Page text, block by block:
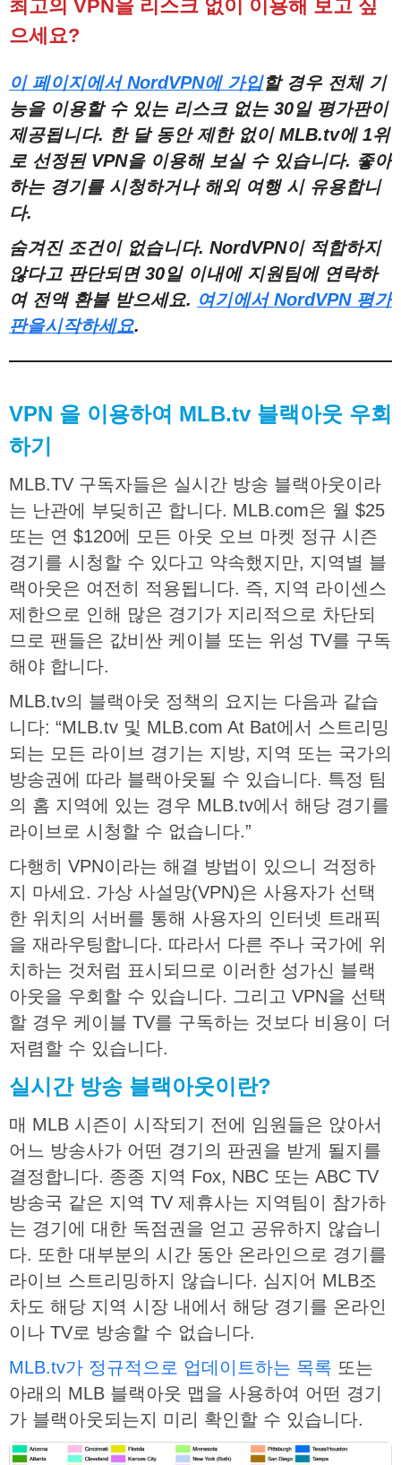
최고의 VPN을 리스크 없이 이용해 보고 싶
으세요?
이 페이지에서NordVPN에 가입할 경우 전체 기
능을 이용할 수 있는 리스크 없는30일 평가판이
제공됩니다. 한 달 동안 제한 없이 MLB.tv에1위
로 선정된VPN을 이용해 보실 수 있습니다. 좋아
하는 경기를 시청하거나 해외 여행 시 유용합니
다.
숨겨진 조건이 없습니다. NordVPN이 적합하지
않다고 판단되면30일 이내에 지원팀에 연락하
여 전액 환불 받으세요. 여기에서NordVPN 평가
판을시작하세요.
VPN 을 이용하여 MLB.tv 블랙아웃 우회
하기
MLB.TV 구독자들은 실시간 방송 블랙아웃이라
는 난관에 부딪히곤 합니다. MLB.com은 월 $25
또는 연 $120에 모든 아웃 오브 마켓 정규 시즌
경기를 시청할 수 있다고 약속했지만, 지역별 블
랙아웃은 여전히 적용됩니다. 즉, 지역 라이센스
제한으로 인해 많은 경기가 지리적으로 차단되
므로 팬들은 값비싼 케이블 또는 위성 TV를 구독
해야 합니다.
MLB.tv의 블랙아웃 정책의 요지는 다음과 같습
니다: “MLB.tv 및 MLB.com At Bat에서 스트리밍
되는 모든 라이브 경기는 지방, 지역 또는 국가의
방송권에
따라 블랙아웃될 수 있습니다. 특정 팀
의 홈 지역에 있는 경우 MLB.tv에서 해당 경기를
라이브로 시청할 수 없습니다.”
다행히 VPN이라는 해결 방법이 있으니 걱정하
지
마세요. 가상 사설망(VPN)은 사용자가 선택
한 위치의 서버를 통해 사용자의 인터넷 트래픽
을 재라우팅합니다. 따라서 다른 주나 국가에
위
치하는 것처럼 표시되므로 이러한 성가신 블랙
아웃을 우회할 수 있습니다. 그리고 VPN을 선택
할 경우 케이블 TV를 구독하는 것보다 비용이
더
저렴할 수 있습니다.
실시간 방송 블랙아웃이란?
매 MLB 시즌이 시작되기 전에 임원들은 앉아서
어느 방송사가 어떤 경기의 판권을 받게 될지를
결정합니다. 종종 지역 Fox, NBC 또는 ABC TV
방송국 같은 지역 TV 제휴사는 지역팀이 참가하
는 경기에 대한 독점권을 얻고 공유하지 않습니
다. 또한 대부분의 시간 동안 온라인으로 경기를
라이브 스트리밍하지 않습니다. 심지어 MLB조
차도 해당 지역 시장 내에서 해당 경기를 온라인
이나 TV로 방송할 수 없습니다.
MLB.tv가 정규적으로 업데이트하는 목록 또는
아래의 MLB 블랙아웃 맵을 사용하여 어떤 경기
가 블랙아웃되는지 미리 확인할 수 있습니다.